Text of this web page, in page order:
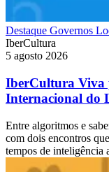
Destaque Governos
IberCultura
5 agosto 2026
IberCultura Viva
Internacional do
Entre algoritmos e
com dois encontros
tempos de